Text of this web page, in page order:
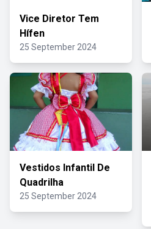
Vice Diretor Tem
Hífen
25 September 2024
Vestidos Infantil De
Quadrilha
25 September 2024